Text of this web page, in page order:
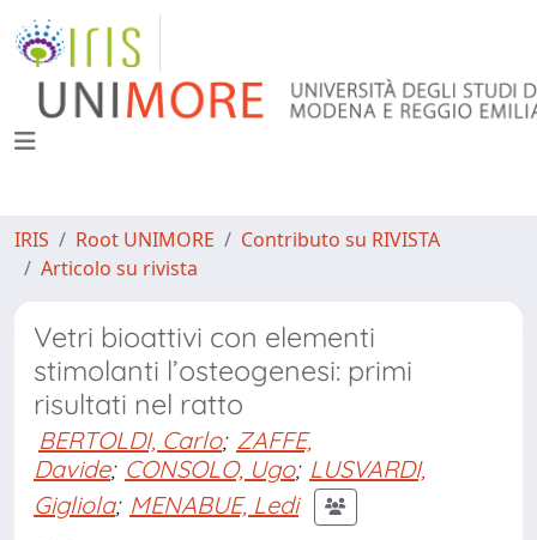
IRIS Root UNIMORE
Contributo su RIVISTA
Articolo su rivista
Vetri bioattivi con elementi
stimolanti l’osteogenesi: primi
risultati nel ratto
BERTOLDI, Carlo; ZAFFE,
Davide; CONSOLO, Ugo; LUSVARDI,
Gigliola; MENABUE, Ledi